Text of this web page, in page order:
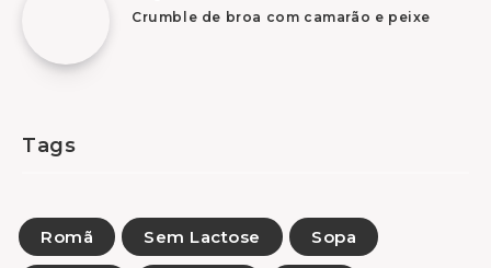
Crumble de broa com camarão e peixe
Tags
Romã Sem Lactose Sopa